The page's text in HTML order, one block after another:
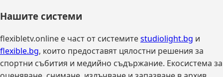
Нашите системи
flexibletv.online е част от системитеstudiolight.bg и
flexible.bg, които предоставят цялостни решения за
спортни събития и медийно съдържание. Екосистема за